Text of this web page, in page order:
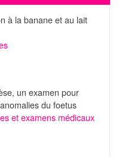
à la banane et au lait
un examen pour
du foetus
et examens médicaux